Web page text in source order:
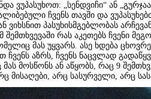
ვუპასუხოთ: „სენდვიჩი“ ან
ჩვენს თავში და
ვიხსნით პასუხისმგებლობას
რას აკეთებს ჩვენი
მას უყვარს. ასე ხდება
აზრს, ჩვენს ნაცვლად
მას მოსწონს ან აწყობს, რაც 9
მისაღები, არც სასურველი, არც